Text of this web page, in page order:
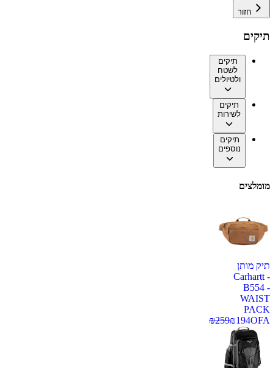
חזור
תיקים
תיקים
לשטח
ולטיולים
תיקים
לשירות
תיקים
נוספים
מומלצים
תיק מותן
Carhartt -
B554 -
WAIST
PACK
OFA
₪194
₪259